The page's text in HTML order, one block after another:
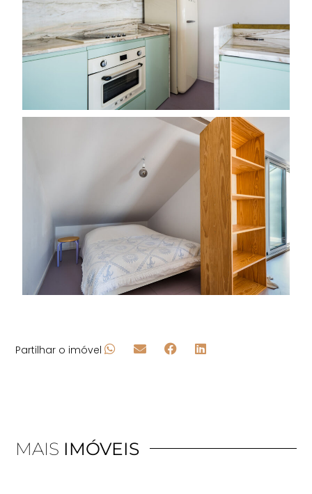
Partilhar o imóvel
MAIS IMÓVEIS